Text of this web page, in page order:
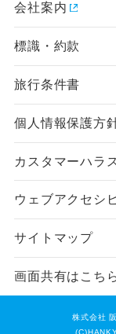
会社案内
標識・約款
旅行条件書
個人情報保護方
カスタマーハラ
ウェブアクセシ
サイトマップ
画面共有はこち
株式会社